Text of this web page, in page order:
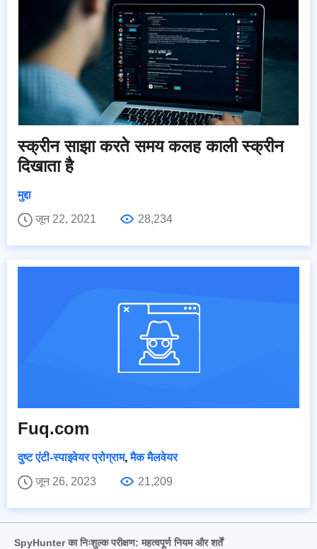
स्क्रीन साझा करते समय कलह काली स्क्रीन
दिखाता है
मुद्दा
जून 22, 2021
28,234
Fuq.com
दुष्ट एंटी-स्पाइवेयर प्रोग्राम,मैक मैलवेयर
जून 26, 2023
21,209
SpyHunter का निःशुल्क परीक्षण: महत्वपूर्ण नियम और शर्तें